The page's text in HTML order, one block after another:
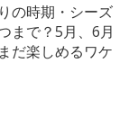
の時期・シーズ
まで？5月、6月
だ楽しめるワケ